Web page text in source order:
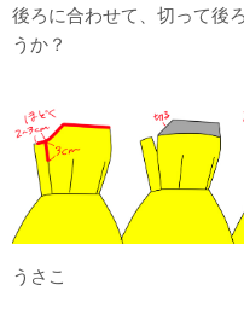
後ろに合わせて、切って後
うか？
うさこ